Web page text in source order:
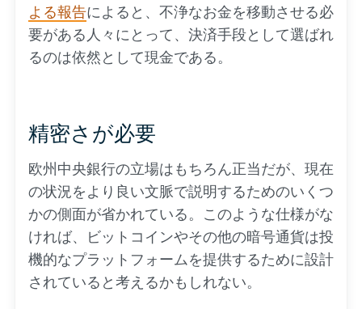
よる報告によると、不浄なお金を移動させる必
要がある人々にとって、決済手段として選ばれ
るのは依然として現金である。
精密さが必要
欧州中央銀行の立場はもちろん正当だが、現在
の状況をより良い文脈で説明するためのいくつ
かの側面が省かれている。このような仕様がな
ければ、ビットコインやその他の暗号通貨は投
機的なプラットフォームを提供するために設計
されていると考えるかもしれない。